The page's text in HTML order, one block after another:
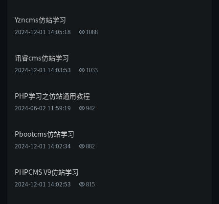
Yzncms仿站学习
2024-12-01 14:05:18 1088
讯睿cms仿站学习
2024-12-01 14:03:53 1033
PHP学习之仿站通用教程
2024-06-02 11:59:19 942
Pbootcms仿站学习
2024-12-01 14:02:34 882
PHPCMS V9仿站学习
2024-12-01 14:02:53 815